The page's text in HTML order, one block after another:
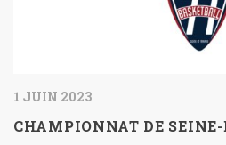
1 JUIN 2023
CHAMPIONNAT DE